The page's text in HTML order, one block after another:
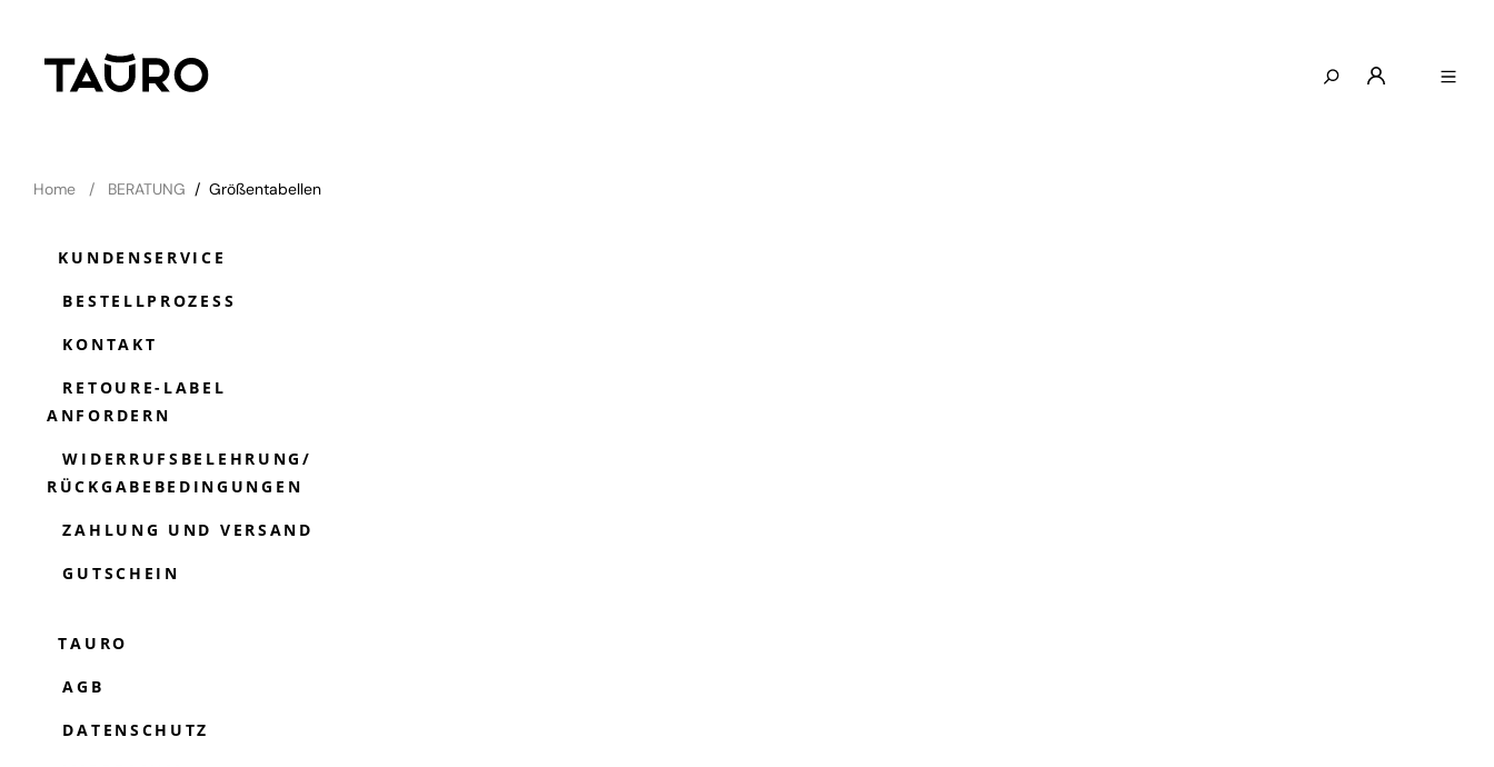
Home BERATUNG / Größentabellen
KUNDENSERVICE
BESTELLPROZESS
KONTAKT
RETOURE-LABEL
ANFORDERN
WIDERRUFSBELEHRUNG/
RÜCKGABEBEDINGUNGEN
ZAHLUNG UND VERSAND
GUTSCHEIN
TAURO
AGB
DATENSCHUTZ